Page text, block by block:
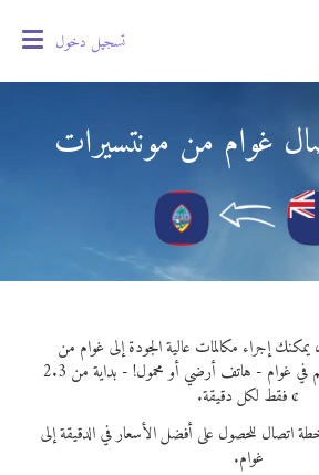
تسجيل دخول
غوام من مونتسيرات
باستخدام Viber Out، يمكنك إجراء مكالمات عالية الجودة إلى غوام من
اتصل بأي رقم في غوام - هاتف أرضي أو محمول! - بداية من 2.3
¢ فقط لكل دقيقة.
اتصال للحصول على أفضل الأسعار في الدقيقة إلى
غوام.